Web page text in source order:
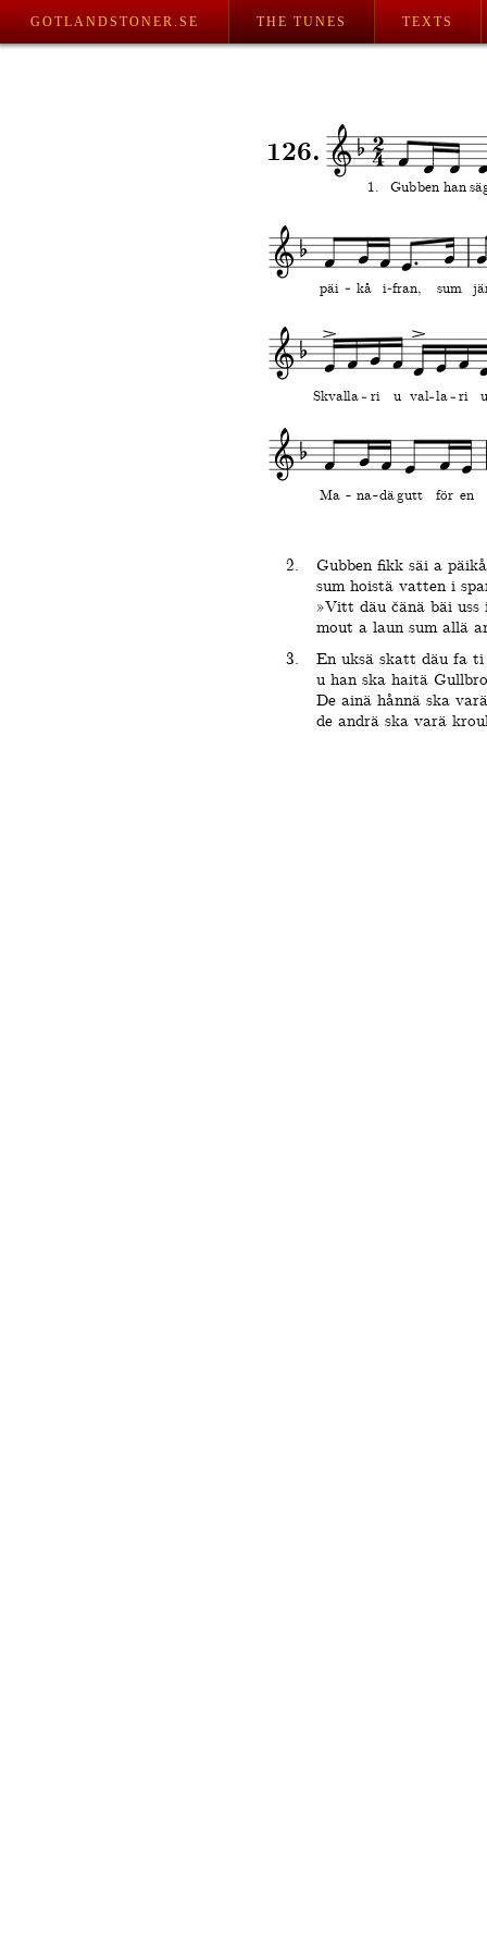
GOTLANDSTONER.SE THE TUNES TEXTS
ben
126.
han
Gub
1.
i fran,
kå sum
päi
u
la la
Skval val ri
ri
dägutt för en
Ma na
Gubben fikk säi a
sum hoistä vatten i
»Vitt däu čänä bäi uss
mout a laun sum allä
En uksä skatt däu fa ti
u han ska haitä
De ainä hånnä ska
de andrä ska varä